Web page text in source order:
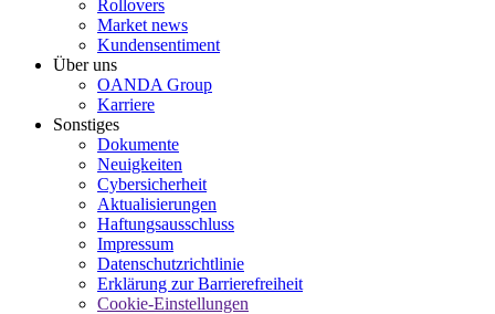
Rollovers
Market news
Kundensentiment
Über uns
OANDA Group
Karriere
Sonstiges
Dokumente
Neuigkeiten
Cybersicherheit
Aktualisierungen
Haftungsausschluss
Impressum
Datenschutzrichtlinie
Erklärung zur Barrierefreiheit
Cookie-Einstellungen